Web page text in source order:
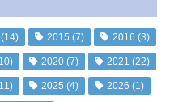
(14) 2015 (7) 2016 (3)
2020 (7) 2021 (22)
2025 (4) 2026 (1)